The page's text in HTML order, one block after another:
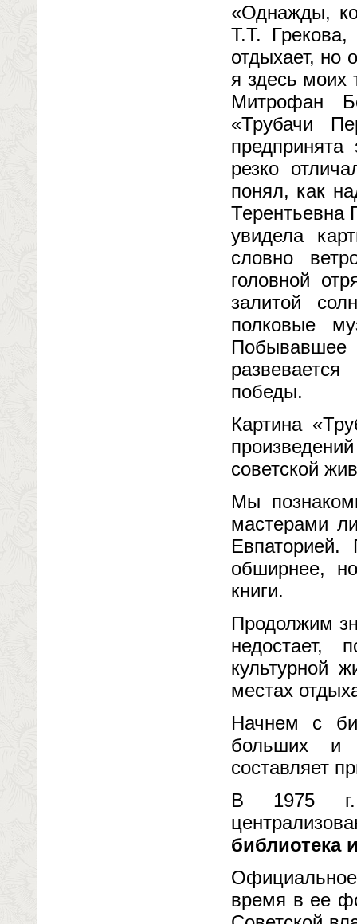
«Однажды,
Т.Т.
отдыхает, но
я здесь моих
Митрофан
«Трубачи
резко
понял, как
Терентьевна
увидела
словно
головной
залитой
полковые
Побывавшее
победы.
Картина
советской
Мы
мастерами
обширнее,
книги.
Продолжим
недостает,
культурной
местах
Начнем с
больших и
составляет
В 1975 г.
библиотека
время в ее